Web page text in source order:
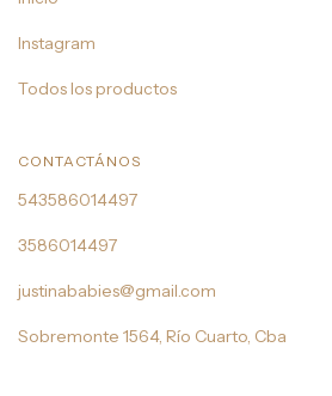
Instagram
Todos los productos
CONTACTÁNOS
543586014497
3586014497
justinababies@gmail.com
Sobremonte 1564, Río Cuarto, Cba